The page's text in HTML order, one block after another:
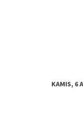
KAMIS, 6